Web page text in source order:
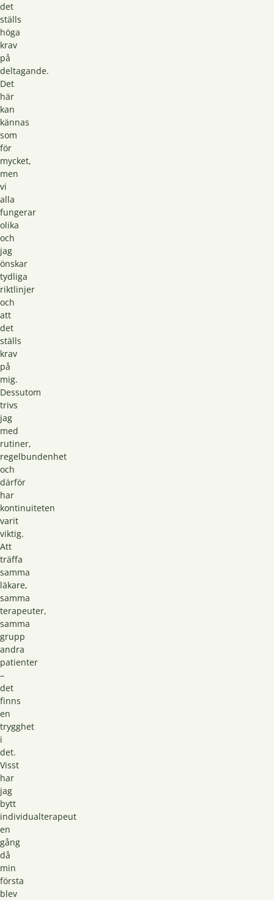
det
ställs
höga
krav
på
deltagande.
Det
här
kan
kännas
som
för
mycket,
men
vi
alla
fungerar
olika
och
jag
önskar
tydliga
riktlinjer
och
att
det
ställs
krav
på
mig.
Dessutom
trivs
jag
med
rutiner,
regelbundenhet
och
därför
har
kontinuiteten
varit
viktig.
Att
träffa
samma
läkare,
samma
terapeuter,
samma
grupp
andra
patienter
–
det
finns
en
trygghet
i
det.
Visst
har
jag
bytt
individualterapeut
en
gång
då
min
första
blev